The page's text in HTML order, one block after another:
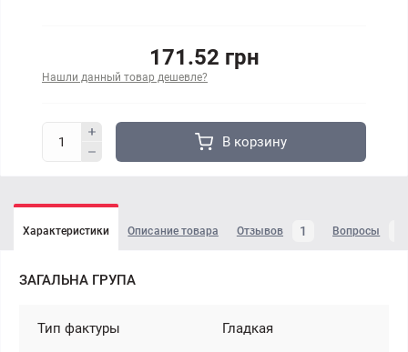
171.52 грн
Нашли данный товар дешевле?
В корзину
Характеристики Описание товара Отзывов 1 Вопросы
ЗАГАЛЬНА ГРУПА
Тип фактуры Гладкая